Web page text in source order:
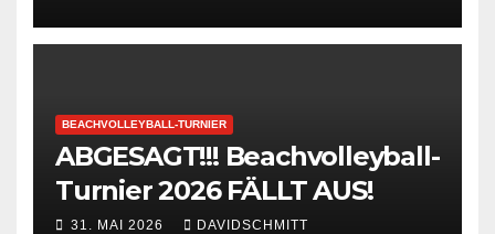
BEACHVOLLEYBALL-TURNIER
ABGESAGT!!! Beachvolleyball-
Turnier 2026 FÄLLT AUS!
31. MAI 2026 DAVIDSCHMITT